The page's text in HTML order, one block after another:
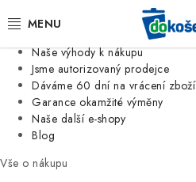
Jsme tradiční česká firma
Naše výhody k nákupu
Jsme autorizovaný prodejce
Dáváme 60 dní na vrácení zboží
Garance okamžité výměny
Naše další e-shopy
Blog
Vše o nákupu
KOŠE
SÁČKY